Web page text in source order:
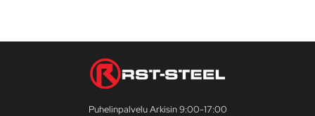
Puhelinpalvelu Arkisin 9:00-17:00